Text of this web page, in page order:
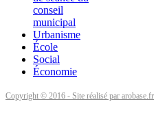
conseil
municipal
Urbanisme
École
Social
Économie
Copyright © 2016 - Site réalisé par arobase.fr